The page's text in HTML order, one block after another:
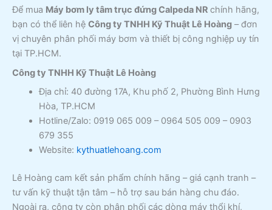
Để mua Máy bơm ly tâm trục đứng Calpeda NR chính hãng,
bạn có thể liên hệ Công ty TNHH Kỹ Thuật Lê Hoàng – đơn
vị chuyên phân phối máy bơm và thiết bị công nghiệp uy tín
tại TP.HCM.
Công ty TNHH Kỹ Thuật Lê Hoàng
Địa chỉ: 40 đường 17A, Khu phố 2, Phường Bình Hưng
Hòa, TP.HCM
Hotline/Zalo: 0919 065 009 – 0964 505 009 – 0903
679 355
Website: kythuatlehoang.com
Lê Hoàng cam kết sản phẩm chính hãng – giá cạnh tranh –
tư vấn kỹ thuật tận tâm – hỗ trợ sau bán hàng chu đáo.
Ngoài ra, công ty còn phân phối các dòng máy thổi khí,